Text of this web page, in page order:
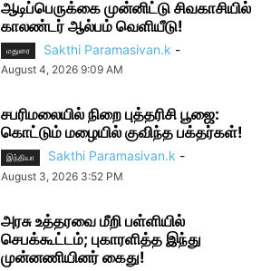
ஆடிப்பெருக்கை முன்னிட்டு சிவகாசியில்
காலண்டர் ஆல்பம் வெளியீடு!
மதுரை Sakthi Paramasivan.k -
August 4, 2026 9:09 AM
சபரிமலையில் நிறை புத்தரிசி பூஜை:
கொட்டும் மழையில் குவிந்த பக்தர்கள்!
இந்தியா Sakthi Paramasivan.k -
August 3, 2026 3:52 PM
அரசு உத்தரவை மீறி பள்ளியில்
செபக்கூட்டம்; புகாரளித்த இந்து
முன்னணியினர் கைது!